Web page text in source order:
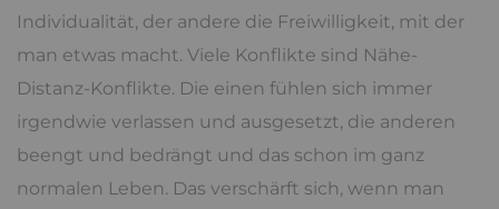
Individualität, der andere die Freiwilligkeit, mit der
man etwas macht. Viele Konflikte sind Nähe-
Distanz-Konflikte. Die einen fühlen sich immer
irgendwie verlassen und ausgesetzt, die anderen
beengt und bedrängt und das schon im ganz
normalen Leben. Das verschärft sich, wenn man